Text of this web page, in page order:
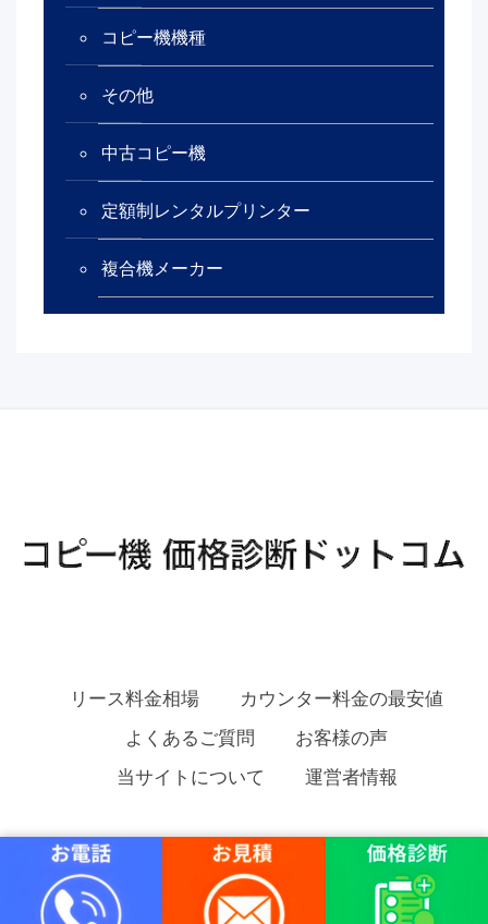
コピー機機種
その他
中古コピー機
定額制レンタルプリンター
複合機メーカー
リース料金相場
カウンター料金の最安値
よくあるご質問
お客様の声
当サイトについて
運営者情報
コピー機 価格診断ドットコム Copyright